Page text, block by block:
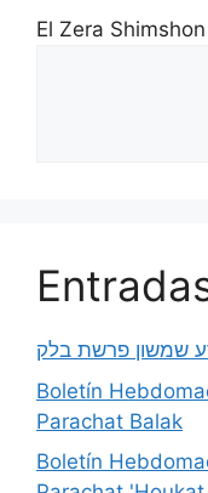
El Zera
שמשון פרשת בלק
Boletín
Parachat Balak
Boletín